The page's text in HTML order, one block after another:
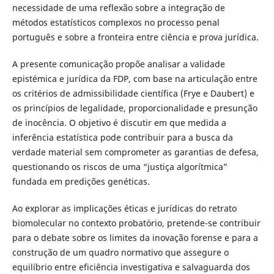
necessidade de uma reflexão sobre a integração de
métodos estatísticos complexos no processo penal
português e sobre a fronteira entre ciência e prova jurídica.
A presente comunicação propõe analisar a validade
epistémica e jurídica da FDP, com base na articulação entre
os critérios de admissibilidade científica (Frye e Daubert) e
os princípios de legalidade, proporcionalidade e presunção
de inocência. O objetivo é discutir em que medida a
inferência estatística pode contribuir para a busca da
verdade material sem comprometer as garantias de defesa,
questionando os riscos de uma “justiça algorítmica”
fundada em predições genéticas.
Ao explorar as implicações éticas e jurídicas do retrato
biomolecular no contexto probatório, pretende-se contribuir
para o debate sobre os limites da inovação forense e para a
construção de um quadro normativo que assegure o
equilíbrio entre eficiência investigativa e salvaguarda dos